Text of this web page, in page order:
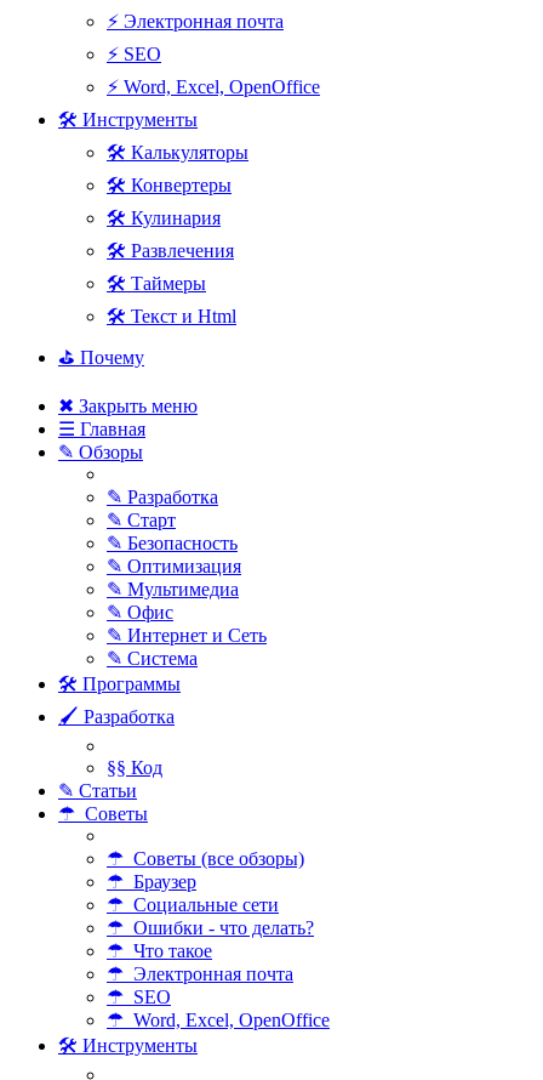
⚡ Электронная почта
⚡ SEO
⚡ Word, Excel, OpenOffice
🛠 Инструменты
🛠 Калькуляторы
🛠 Конвертеры
🛠 Кулинария
🛠 Развлечения
🛠 Таймеры
🛠 Текст и Html
⛳ Почему
✖ Закрыть меню
☰ Главная
✎ Обзоры
✎ Разработка
✎ Старт
✎ Безопасность
✎ Оптимизация
✎ Мультимедиа
✎ Офис
✎ Интернет и Сеть
✎ Система
🛠 Программы
🖌 Разработка
§§ Код
✎ Статьи
☂ Советы
☂ Советы (все обзоры)
☂ Браузер
☂ Социальные сети
☂ Ошибки - что делать?
☂ Что такое
☂ Электронная почта
☂ SEO
☂ Word, Excel, OpenOffice
🛠 Инструменты